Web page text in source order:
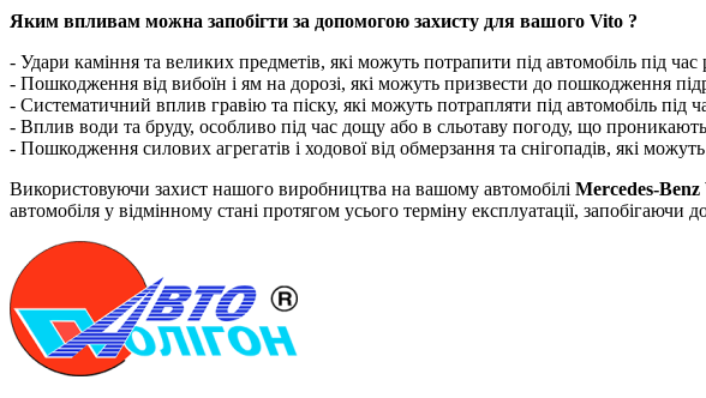
Яким впливам можна запобігти за допомогою захисту для вашого Vito ?
- Удари каміння та великих предметів, які можуть потрапити під автомобіль під час
- Пошкодження від вибоїн і ям на дорозі, які можуть призвести до пошкодження
- Систематичний вплив гравію та піску, які можуть потрапляти під автомобіль під
- Вплив води та бруду, особливо під час дощу або в сльотаву погоду, що проникають
- Пошкодження силових агрегатів і ходової від обмерзання та снігопадів, які
Використовуючи захист нашого виробництва на вашому автомобілі Mercedes-Benz
автомобіля у відмінному стані протягом усього терміну експлуатації, запобігаючи